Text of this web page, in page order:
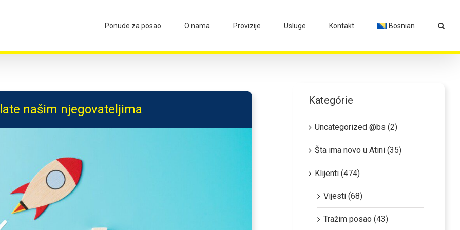
Ponude za posao O nama Provizije Usluge Kontakt Bosnian
našim njegovateljima
Kategórie
Uncategorized @bs (2)
Šta ima novo u Atini (35)
Klijenti (474)
Vijesti (68)
Tražim posao (43)